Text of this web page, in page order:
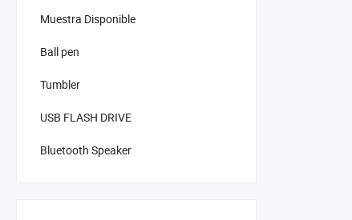
Muestra Disponible
Ball pen
Tumbler
USB FLASH DRIVE
Bluetooth Speaker